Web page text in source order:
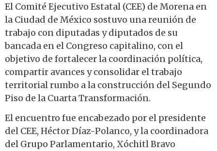
El Comité Ejecutivo Estatal (CEE) de Morena en
la Ciudad de México sostuvo una reunión de
trabajo con diputadas y diputados de su
bancada en el Congreso capitalino, con el
objetivo de fortalecer la coordinación política,
compartir avances y consolidar el trabajo
territorial rumbo a la construcción del Segundo
Piso de la Cuarta Transformación.
El encuentro fue encabezado por el presidente
del CEE, Héctor Díaz-Polanco, y la coordinadora
del Grupo Parlamentario, Xóchitl Bravo